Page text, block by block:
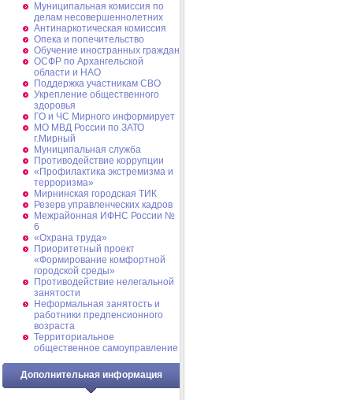
Муниципальная комиссия по
делам несовершеннолетних
Антинаркотическая комиссия
Опека и попечительство
Обучение иностранных граждан
ОСФР по Архангельской
области и НАО
Поддержка участникам СВО
Укрепление общественного
здоровья
ГО и ЧС Мирного информирует
МО МВД России по ЗАТО
г.Мирный
Муниципальная cлужба
Противодействие коррупции
«Профилактика экстремизма и
терроризма»
Мирнинская городская ТИК
Резерв управленческих кадров
Межрайонная ИФНС России №
6
«Охрана труда»
Приоритетный проект
«Формирование комфортной
городской среды»
Противодействие нелегальной
занятости
Неформальная занятость и
работники предпенсионного
возраста
Территориальное
общественное самоуправление
Дополнительная информация